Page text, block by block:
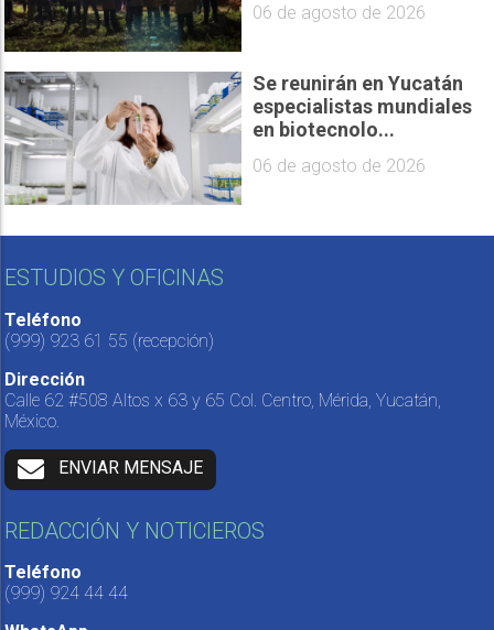
06 de agosto de 2026
Se reunirán en Yucatán
especialistas mundiales
en biotecnolo...
06 de agosto de 2026
ESTUDIOS Y OFICINAS
Teléfono
(999) 923 61 55 (recepción)
Dirección
Calle 62 #508 Altos x 63 y 65 Col. Centro, Mérida, Yucatán,
México.
ENVIAR MENSAJE
REDACCIÓN Y NOTICIEROS
Teléfono
(999) 924 44 44